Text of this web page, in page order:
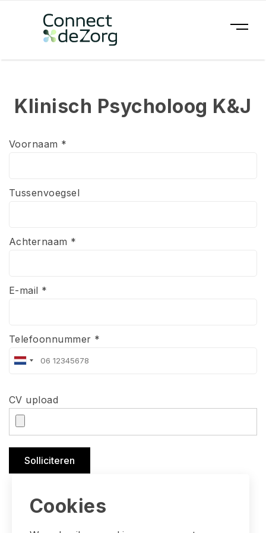
Cookies
Klinisch Psycholoog K&J
Voornaam *
Tussenvoegsel
Achternaam *
E-mail *
Telefoonnummer *
CV upload
Solliciteren